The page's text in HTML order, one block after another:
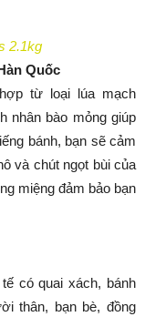
2.1kg
Quốc
từ loại lúa mạch
nhân bào mỏng giúp
bánh, bạn sẽ cảm
và chút ngọt bùi của
miệng đảm bảo bạn
có quai xách, bánh
thân, bạn bè, đồng